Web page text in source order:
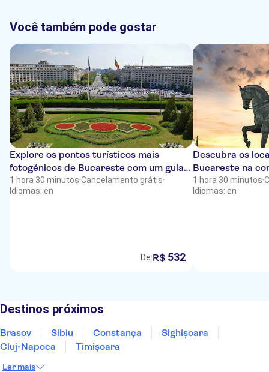
Você também pode gostar
Explore os pontos turísticos mais
fotogénicos de Bucareste com um guia
local
1 hora 30 minutos·Cancelamento grátis·
Idiomas: en
De:R$ 532
Descubra os
Bucareste na
local
1 hora 30 minutos·
Idiomas: en
Destinos próximos
Brasov Sibiu Constança
Sighișoara
Cluj-Napoca
Timișoara
Ler mais